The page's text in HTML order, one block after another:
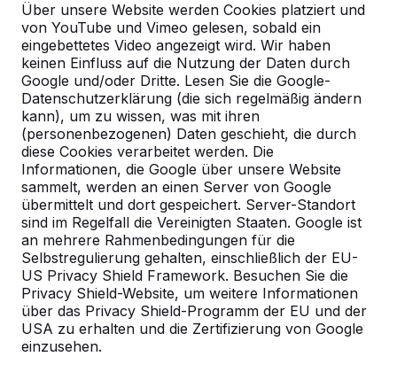
Über unsere Website werden Cookies platziert und
von YouTube und Vimeo gelesen, sobald ein
eingebettetes Video angezeigt wird. Wir haben
keinen Einfluss auf die Nutzung der Daten durch
Google und/oder Dritte. Lesen Sie die Google-
Datenschutzerklärung (die sich regelmäßig ändern
kann), um zu wissen, was mit ihren
(personenbezogenen) Daten geschieht, die durch
diese Cookies verarbeitet werden. Die
Informationen, die Google über unsere Website
sammelt, werden an einen Server von Google
übermittelt und dort gespeichert. Server-Standort
sind im Regelfall die Vereinigten Staaten. Google ist
an mehrere Rahmenbedingungen für die
Selbstregulierung gehalten, einschließlich der EU-
US Privacy Shield Framework. Besuchen Sie die
Privacy Shield-Website, um weitere Informationen
über das Privacy Shield-Programm der EU und der
USA zu erhalten und die Zertifizierung von Google
einzusehen.
Zum Angebot hinzufügen
Kostenlose Lieferung und Aufstellung in
Deutschland.
Innerhalb von 4 Arbeitswochen geliefert.
Wie funktioniert die Lieferung? Video ansehen
Was ist ein Picknickset?
Ein Picknickset besteht aus einem Tisch, oftmals mit
anmontierten Sitzbänken, und ist dafür gedacht,
mehr oder weniger dauerhaft im Freien zu stehen.
HeBlad fertigt seine